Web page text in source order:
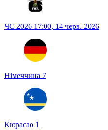
ЧС 2026 17:00, 14 черв. 2026
Німеччина 7
Кюрасао 1